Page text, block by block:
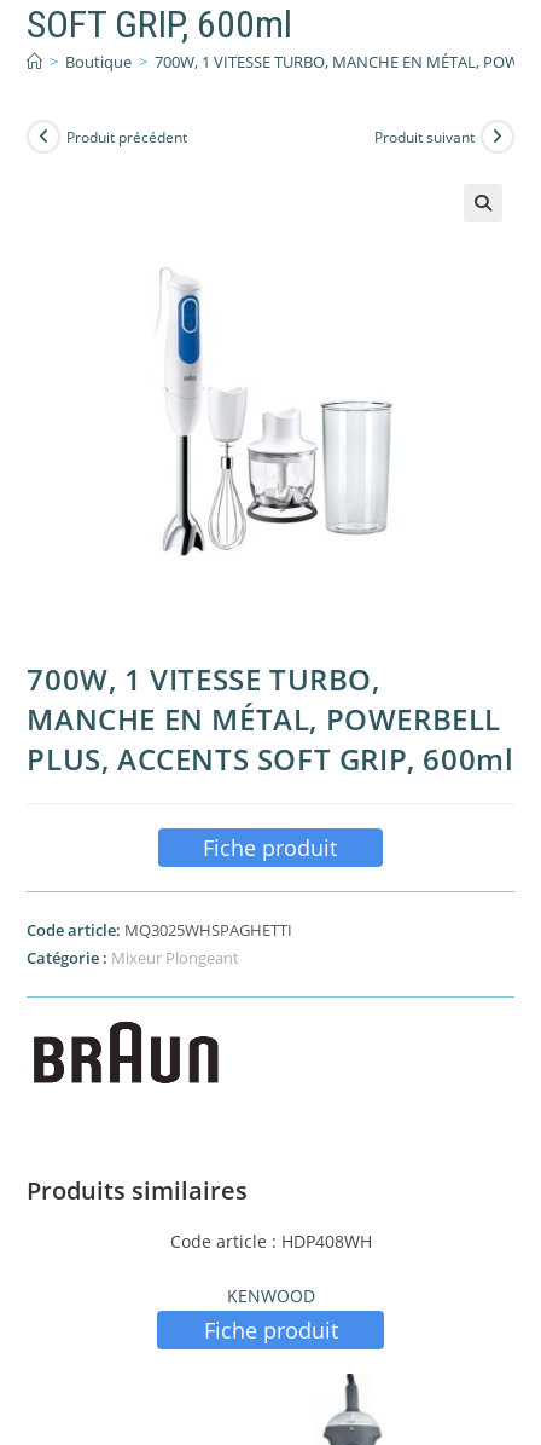
SOFT GRIP, 600ml
> Boutique > 700W, 1 VITESSE TURBO, MANCHE EN MÉTAL,
Produit précédent Produit suivant
700W, 1 VITESSE TURBO,
MANCHE EN MÉTAL, POWERBELL
PLUS, ACCENTS SOFT GRIP, 600ml
Fiche produit
Code article: MQ3025WHSPAGHETTI
Catégorie : Mixeur Plongeant
Produits similaires
Code article : HDP408WH
KENWOOD
Fiche produit